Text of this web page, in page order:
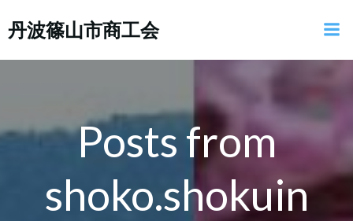
ン
キ
プ
丹波篠山市商工会
Posts from
shoko.shokuin